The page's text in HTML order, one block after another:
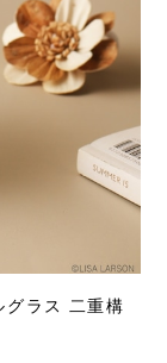
グラス 二重構